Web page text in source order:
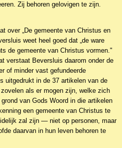
Zij behoren gelovigen te zijn.
over „De gemeente van Christus en
weet heel goed dat „de ware
de gemeente van Christus vormen."
verstaat Beversluis daarom onder de
of minder vast gefundeerde
uitgedrukt in de 37 artikelen van de
als er mogen zijn, welke zich
van Gods Woord in die artikelen
een gemeente van Christus te
zal zijn — niet op personen, maar
daarvan in hun leven behoren te